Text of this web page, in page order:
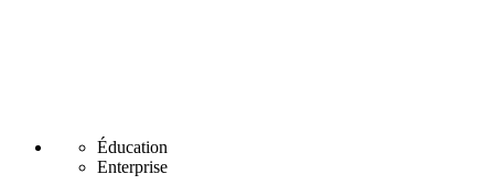
Éducation
Enterprise